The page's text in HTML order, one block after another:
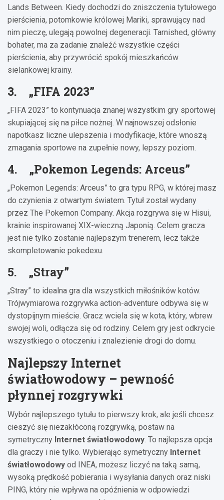
Lands Between. Kiedy dochodzi do zniszczenia tytułowego
pierścienia, potomkowie królowej Mariki, sprawujący nad
nim pieczę, ulegają powolnej degeneracji. Tarnished, główny
bohater, ma za zadanie znaleźć wszystkie części
pierścienia, aby przywrócić spokój mieszkańców
sielankowej krainy.
3. „FIFA 2023”
„FIFA 2023” to kontynuacja znanej wszystkim gry sportowej
skupiającej się na piłce nożnej. W najnowszej odsłonie
napotkasz liczne ulepszenia i modyfikacje, które wnoszą
zmagania sportowe na zupełnie nowy, lepszy poziom.
4. „Pokemon Legends: Arceus”
„Pokemon Legends: Arceus” to gra typu RPG, w której masz
do czynienia z otwartym światem. Tytuł został wydany
przez The Pokemon Company. Akcja rozgrywa się w Hisui,
krainie inspirowanej XIX-wieczną Japonią. Celem gracza
jest nie tylko zostanie najlepszym trenerem, lecz także
skompletowanie pokedexu.
5. „Stray”
„Stray” to idealna gra dla wszystkich miłośników kotów.
Trójwymiarowa rozgrywka action-adventure odbywa się w
dystopijnym mieście. Gracz wciela się w kota, który, wbrew
swojej woli, odłącza się od rodziny. Celem gry jest odkrycie
wszystkiego o otoczeniu i znalezienie drogi do domu.
Najlepszy Internet
światłowodowy – pewność
płynnej rozgrywki
Wybór najlepszego tytułu to pierwszy krok, ale jeśli chcesz
cieszyć się niezakłóconą rozgrywką, postaw na
symetryczny Internet światłowodowy. To najlepsza opcja
dla graczy i nie tylko. Wybierając symetryczny Internet
światłowodowy od INEA, możesz liczyć na taką samą,
wysoką prędkość pobierania i wysyłania danych oraz niski
PING, który nie wpływa na opóźnienia w odpowiedzi